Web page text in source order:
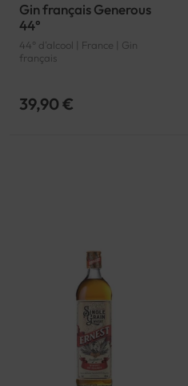
Gin français Generous
44°
44° d'alcool | France | Gin
français
39,90 €